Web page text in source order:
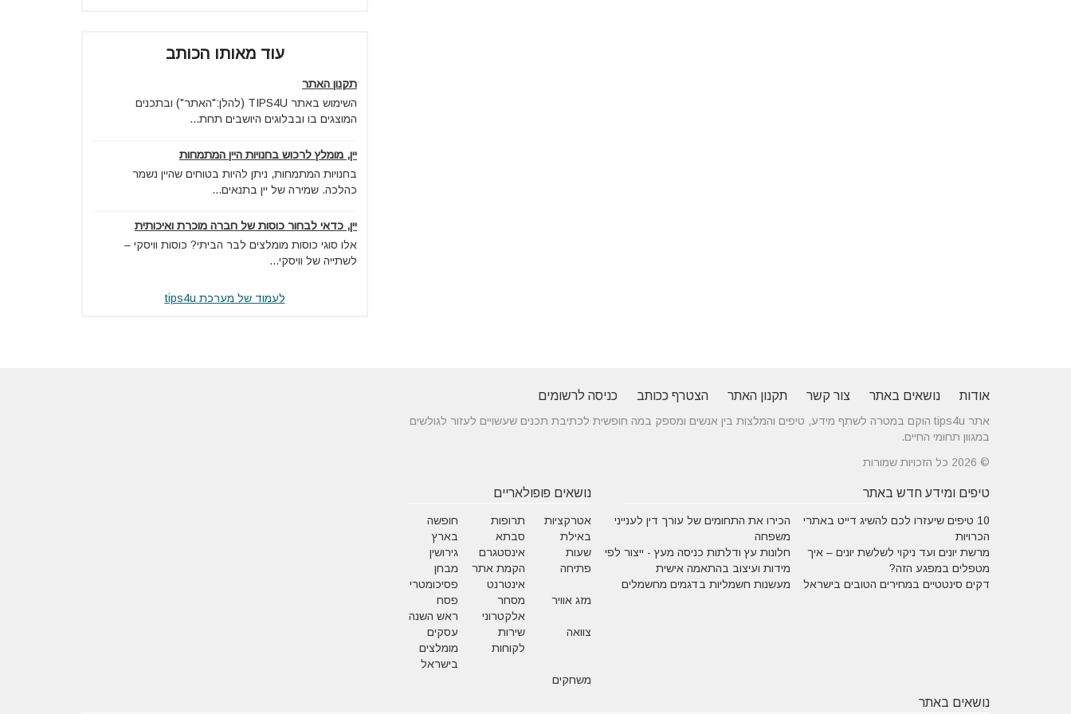
עוד מאותו הכותב
תקנון האתר
השימוש באתר TIPS4U (להלן:"האתר") ובתכנים
המוצגים בו ובבלוגים היושבים תחת...
יין, מומלץ לרכוש בחנויות היין המתמחות
בחנויות המתמחות, ניתן להיות בטוחים שהיין נשמר
כהלכה. שמירה של יין בתנאים...
יין, כדאי לבחור כוסות של חברה מוכרת ואיכותית
אלו סוגי כוסות מומלצים לבר הביתי? כוסות וויסקי –
לשתייה של וויסקי...
לעמוד של מערכת tips4u
אודות נושאים באתר צור קשר תקנון האתר הצטרף ככותב כניסה לרשומים
אתר tips4u הוקם במטרה לשתף מידע, טיפים והמלצות בין אנשים ומספק במה חופשית לכתיבת תכנים שעשויים לעזור לגולשים
במגוון תחומי החיים.
© 2026 כל הזכויות שמורות
טיפים ומידע חדש באתר
10 טיפים שיעזרו לכם להשיג דייט באתרי
הכרויות
הכירו את התחומים של עורך דין לענייני
משפחה
מרשת יונים ועד ניקוי לשלשת יונים – איך
מטפלים במפגע הזה?
חלונות עץ ודלתות כניסה מעץ - ייצור לפי
מידות ועיצוב בהתאמה אישית
דקים סינטטיים במחירים הטובים בישראל
מעשנות חשמליות בדגמים מחשמלים
נושאים פופולאריים
אטרקציות
באילת
תרופות
סבתא
חופשה
בארץ
שעות
פתיחה
אינסטגרם
גירושין
הקמת אתר
אינטרנט
מבחן
פסיכומטרי
מזג אוויר
מסחר
אלקטרוני
פסח
ראש השנה
צוואה
שירות
לקוחות
עסקים
מומלצים
בישראל
משחקים
נושאים באתר